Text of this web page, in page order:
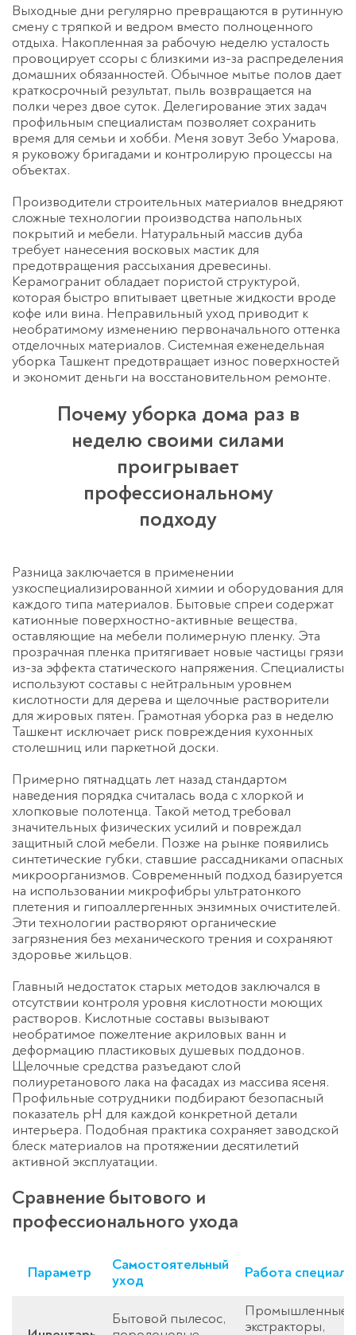
Выходные дни регулярно превращаются в рутинную
смену с тряпкой и ведром вместо полноценного
отдыха. Накопленная за рабочую неделю усталость
провоцирует ссоры с близкими из-за распределения
домашних обязанностей. Обычное мытье полов дает
краткосрочный результат, пыль возвращается на
полки через двое суток. Делегирование этих задач
профильным специалистам позволяет сохранить
время для семьи и хобби. Меня зовут Зебо Умарова,
я руковожу бригадами и контролирую процессы на
объектах.
Производители строительных материалов внедряют
сложные технологии производства напольных
покрытий и мебели. Натуральный массив дуба
требует нанесения восковых мастик для
предотвращения рассыхания древесины.
Керамогранит обладает пористой структурой,
которая быстро впитывает цветные жидкости вроде
кофе или вина. Неправильный уход приводит к
необратимому изменению первоначального оттенка
отделочных материалов. Системная еженедельная
уборка Ташкент предотвращает износ поверхностей
и экономит деньги на восстановительном ремонте.
Почему уборка дома раз в
неделю своими силами
проигрывает
профессиональному
подходу
Разница заключается в применении
узкоспециализированной химии и оборудования для
каждого типа материалов. Бытовые спреи содержат
катионные поверхностно-активные вещества,
оставляющие на мебели полимерную пленку. Эта
прозрачная пленка притягивает новые частицы грязи
из-за эффекта статического напряжения. Специалисты
используют составы с нейтральным уровнем
кислотности для дерева и щелочные растворители
для жировых пятен. Грамотная уборка раз в неделю
Ташкент исключает риск повреждения кухонных
столешниц или паркетной доски.
Примерно пятнадцать лет назад стандартом
наведения порядка считалась вода с хлоркой и
хлопковые полотенца. Такой метод требовал
значительных физических усилий и повреждал
защитный слой мебели. Позже на рынке появились
синтетические губки, ставшие рассадниками опасных
микроорганизмов. Современный подход базируется
на использовании микрофибры ультратонкого
плетения и гипоаллергенных энзимных очистителей.
Эти технологии растворяют органические
загрязнения без механического трения и сохраняют
здоровье жильцов.
Главный недостаток старых методов заключался в
отсутствии контроля уровня кислотности моющих
растворов. Кислотные составы вызывают
необратимое пожелтение акриловых ванн и
деформацию пластиковых душевых поддонов.
Щелочные средства разъедают слой
полиуретанового лака на фасадах из массива ясеня.
Профильные сотрудники подбирают безопасный
показатель pH для каждой конкретной детали
интерьера. Подобная практика сохраняет заводской
блеск материалов на протяжении десятилетий
активной эксплуатации.
Сравнение бытового и
профессионального ухода
Параметр
Самостоятельный
уход
Работа
Бытовой пылесос,
Промышленные
экстракторы,